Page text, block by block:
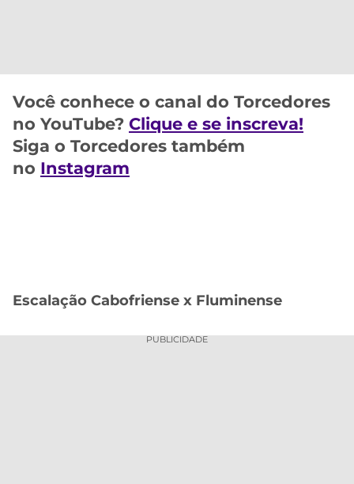
Você conhece o canal do Torcedores
no YouTube? Clique e se inscreva!
Siga o Torcedores também
no Instagram
Escalação Cabofriense x Fluminense
PUBLICIDADE